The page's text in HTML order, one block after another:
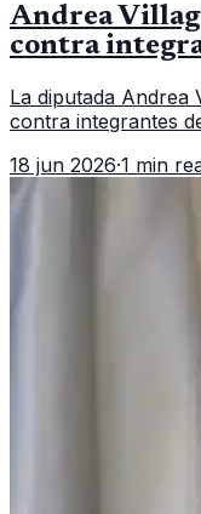
Andrea
contra
La diputada Andrea
contra integrantes
18 jun 2026·1 min